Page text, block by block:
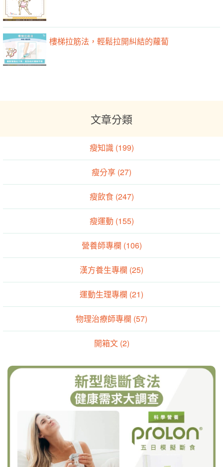
樓梯拉筋法，輕鬆拉開糾結的蘿蔔
文章分類
瘦知識 (199)
瘦分享 (27)
瘦飲食 (247)
瘦運動 (155)
營養師專欄 (106)
漢方養生專欄 (25)
運動生理專欄 (21)
物理治療師專欄 (57)
開箱文 (2)